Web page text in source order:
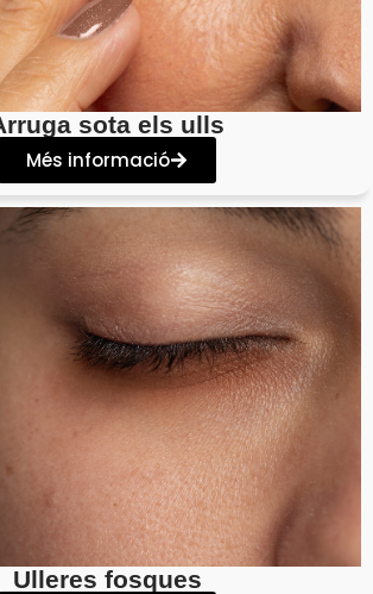
sota els ulls
Més informació
Ulleres fosques